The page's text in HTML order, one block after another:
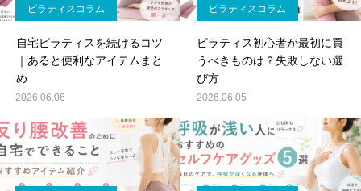
ピラティスコラム
自宅ピラティスを続けるコツ
｜あると便利なアイテムまと
め
2026.06.06
ピラティスコラム
ピラティス初心者が最初に買
うべきものは？失敗しない選
び方
2026.06.05